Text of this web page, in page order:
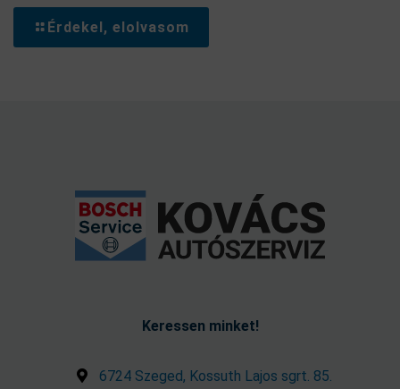
Érdekel, elolvasom
Keressen minket!
6724 Szeged, Kossuth Lajos sgrt. 85.